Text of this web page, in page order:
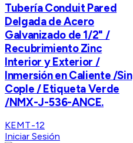
Tubería Conduit Pared
Delgada de Acero
Galvanizado de 1/2" /
Recubrimiento Zinc
Interior y Exterior /
Inmersión en Caliente /Sin
Cople / Etiqueta Verde
/NMX-J-536-ANCE.
KEMT-12
Iniciar Sesión